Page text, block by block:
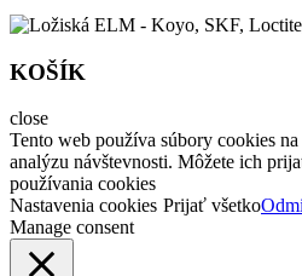
KOŠÍK
close
Tento web používa súbory cookies
analýzu návštevnosti. Môžete ich
používania cookies
Nastavenia cookies Prijať všetko
Manage consent